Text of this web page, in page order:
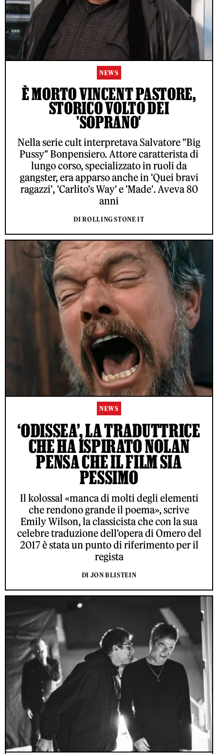
NEWS
È MORTO VINCENT PASTORE,
STORICO VOLTO DEI
'SOPRANO'
Nella serie cult interpretava Salvatore "Big
Pussy" Bonpensiero. Attore caratterista di
lungo corso, specializzato in ruoli da
gangster, era apparso anche in 'Quei bravi
ragazzi', 'Carlito's Way' e 'Made'. Aveva 80
anni
DI ROLLING STONE IT
NEWS
‘ODISSEA’, LA TRADUTTRICE
CHE HA ISPIRATO NOLAN
PENSA CHE IL FILM SIA
PESSIMO
Il kolossal «manca di molti degli elementi
che rendono grande il poema», scrive
Emily Wilson, la classicista che con la sua
celebre traduzione dell'opera di Omero del
2017 è stata un punto di riferimento per il
regista
DI JON BLISTEIN